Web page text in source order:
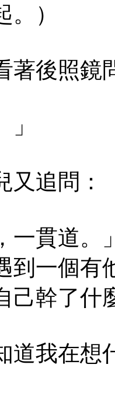
）
著後照鏡
又追問：
一貫道。
到一個有
己幹了什
道我在想